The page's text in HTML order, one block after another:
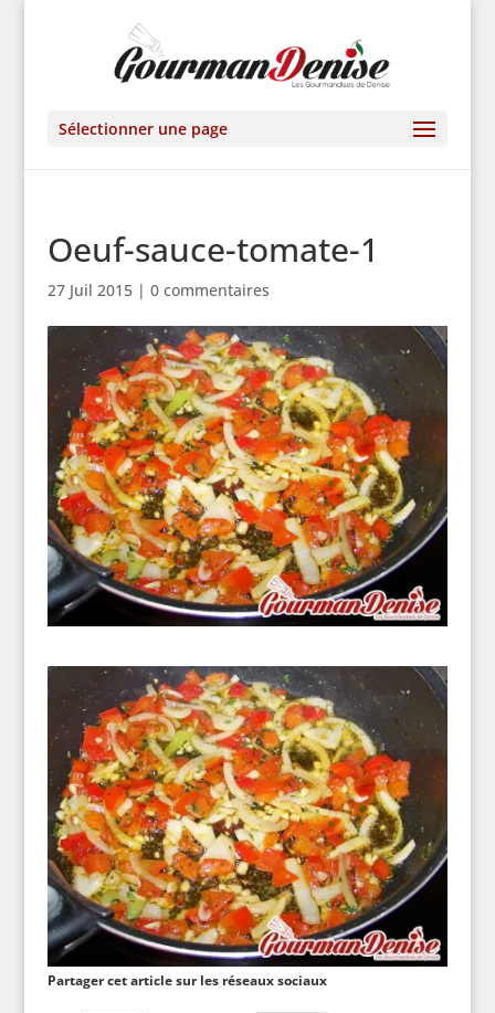
Sélectionner une page
Oeuf-sauce-tomate-1
27 Juil 2015| 0 commentaires
Partager cet article sur les réseaux sociaux